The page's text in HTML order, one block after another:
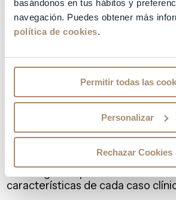
basándonos en tus hábitos y
navegación. Puedes obtener más
política de cookies.
Permitir todas las
Personalizar
Rechazar Cookies
Historial de tratamientos de
asistida fallidos
Fallos de implantación
Miomatosis múltiple
Malformaciones uterinas
La importancia de un
clínica de fertilidad de
de Equipo Juana Crespo
diagnóstico preciso desde la
paso inicial es fundamental para
características de cada caso